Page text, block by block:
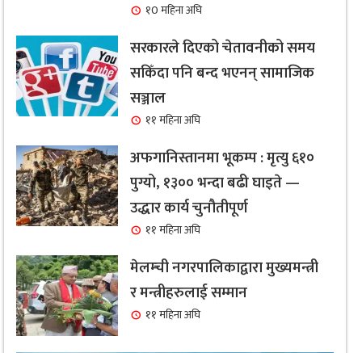
१0 महिना अघि
सरकारले दिएको चेतावनीको समय
सकिँदा पनि बन्द भएनन् सामाजिक
सञ्जाल
११ महिना अघि
अफगानिस्तानमा भूकम्प : मृत्यु ६१०
पुग्यो, १३०० भन्दा बढी घाइते —
उद्धार कार्य चुनौतीपूर्ण
११ महिना अघि
मेलम्ची नगरपालिकाद्वारा मुख्यमन्त्री
र मन्त्रीहरुलाई सम्मान
११ महिना अघि